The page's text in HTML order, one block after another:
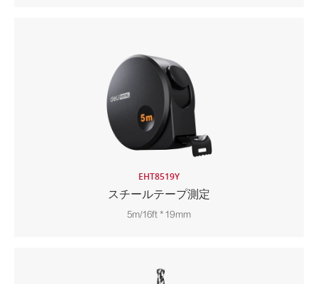
EHT8519Y
スチールテープ測定
5m/16ft * 19mm